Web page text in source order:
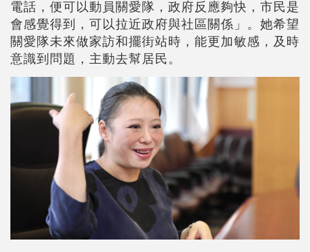
電話，便可以動員關愛隊，政府反應夠快，市民是
會感覺得到，可以拉近政府與社區關係」。她希望
關愛隊未來做家訪和擺街站時，能更加敏感，及時
意識到問題，主動去幫居民。